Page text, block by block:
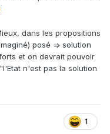
dans les propositions
posé => solution
et on devrait pouvoir
n'est pas la solution
1